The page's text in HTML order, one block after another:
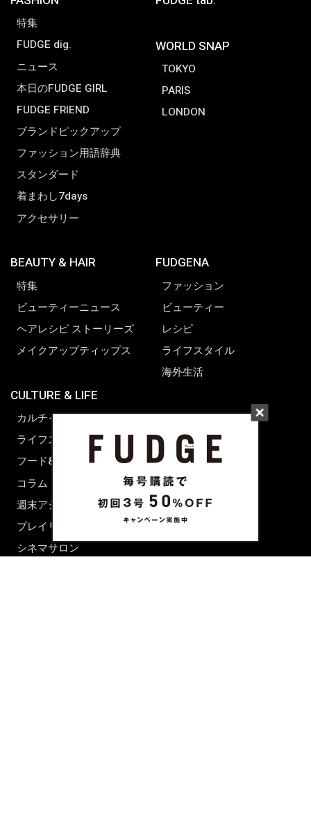
特集
FUDGE dig.
ニュース
本日のFUDGE GIRL
FUDGE FRIEND
ブランドピックアップ
ファッション用語辞典
スタンダード
着まわし7days
アクセサリー
WORLD SNAP
TOKYO
PARIS
LONDON
BEAUTY & HAIR
特集
ビューティーニュース
ヘアレシピ ストーリーズ
メイクアップティップス
CULTURE & LIFE
カルチャー
ライフスタイル
フード&ドリンク
コラム
週末アジア
プレイリスト
シネマサロン
FUDGENA
ファッション
ビューティー
レシピ
ライフスタイル
海外生活